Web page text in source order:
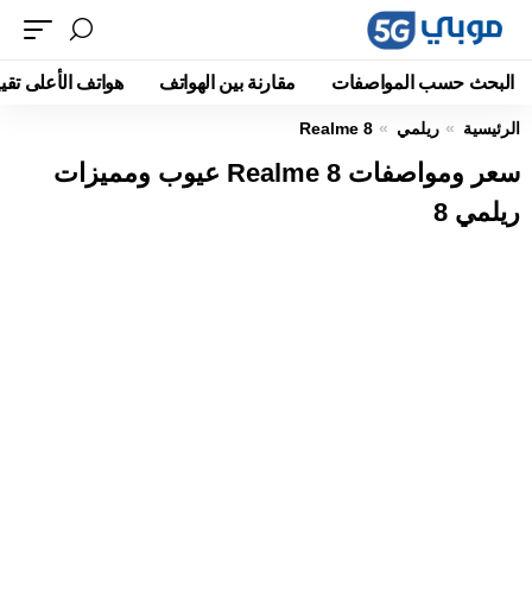
البحث حسب المواصفات مقارنة بين الهواتف هواتف الأعلى
الرئيسية ريلمي Realme 8
سعر ومواصفات Realme 8 عيوب ومميزات
ريلمي 8